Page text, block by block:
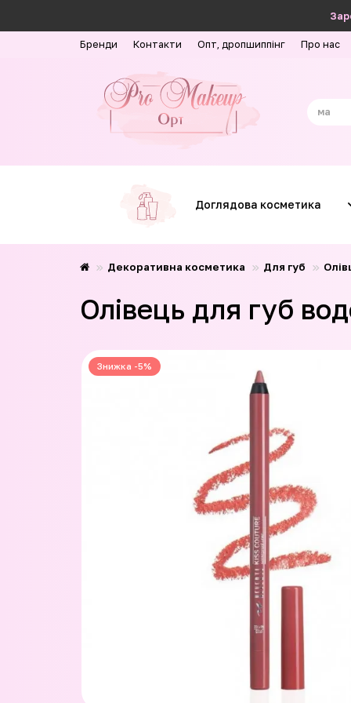
Бренди Контакти Опт, дропшиппінг Про нас
Доглядова косметика
Декоративна косметика Для губ
Олівець для губ
Знижка -5%